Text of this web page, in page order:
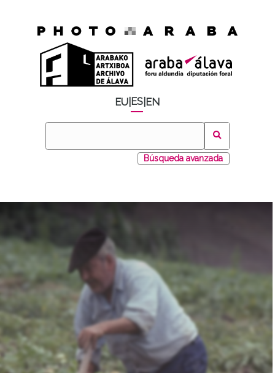
EU ES EN
Búsqueda avanzada